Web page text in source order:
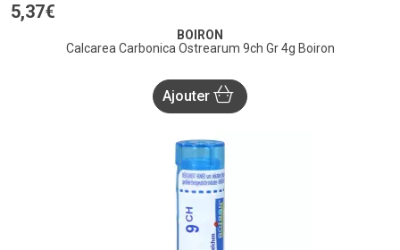
5,37€
BOIRON
Calcarea Carbonica Ostrearum 9ch Gr 4g Boiron
Ajouter